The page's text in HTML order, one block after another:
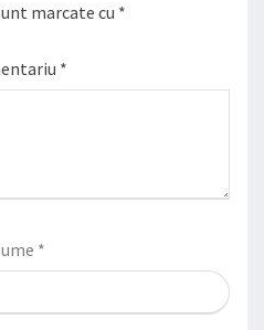
marcate cu *
*
*